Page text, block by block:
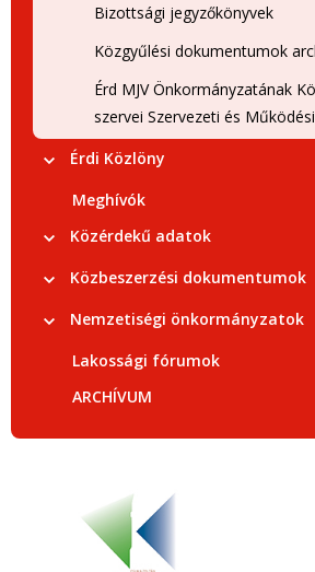
Bizottsági jegyzőkönyvek
Közgyűlési dokumentumok
Érd MJV Önkormányzatának
szervei Szervezeti és
Érdi Közlöny
Meghívók
Közérdekű adatok
Közbeszerzési dokumentumok
Nemzetiségi önkormányzatok
Lakossági fórumok
ARCHÍVUM